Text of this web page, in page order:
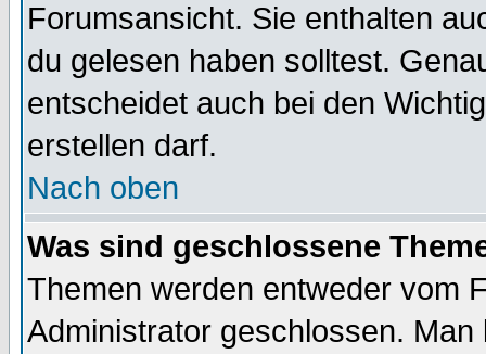
Forumsansicht. Sie enthalten
du gelesen haben solltest.
entscheidet auch bei den
erstellen darf.
Nach oben
Was sind geschlossene
Themen werden entweder vom
Administrator geschlossen.